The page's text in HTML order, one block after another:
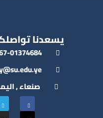
يسعدنا
01374684
صنعاء ,